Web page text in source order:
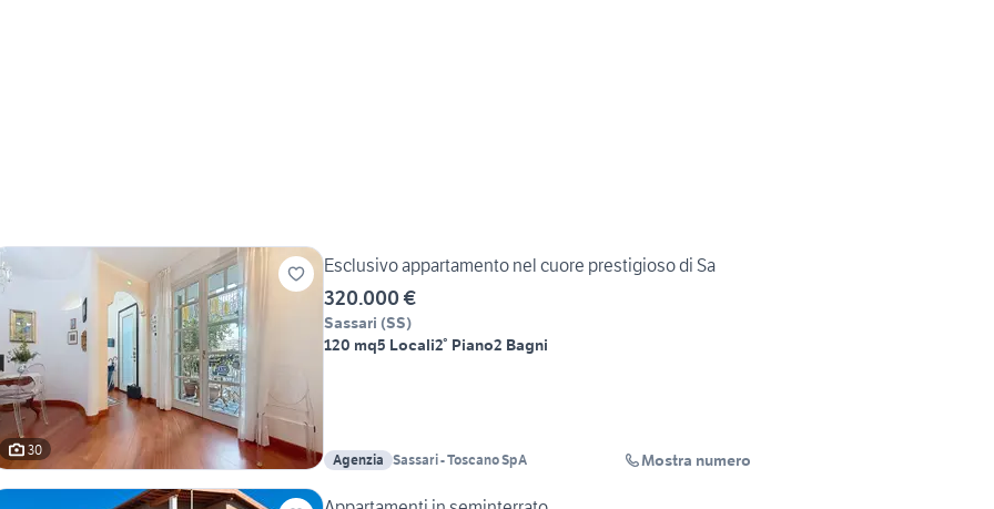
30
Esclusivo appartamento nel cuore prestigioso di Sa
320.000 €
Sassari (SS)
120 mq5 Locali2° Piano2 Bagni
Agenzia Sassari - Toscano SpA Mostra numero